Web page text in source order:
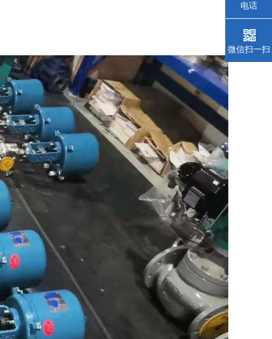
电话
微信扫一扫